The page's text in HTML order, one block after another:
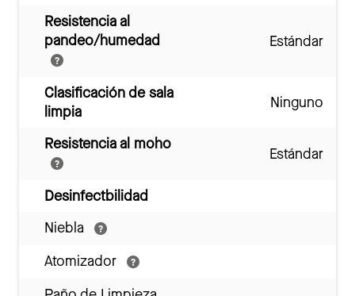
Resistencia al
pandeo/humedad
Estándar
Clasificación de sala
limpia
Ninguno
Resistencia al moho
Estándar
Desinfectbilidad
Niebla
Atomizador